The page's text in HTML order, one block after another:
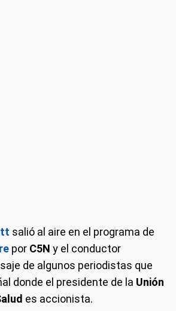
salió al aire en el programa de
por C5N y el conductor
de algunos periodistas que
donde el presidente de la Unión
es accionista.